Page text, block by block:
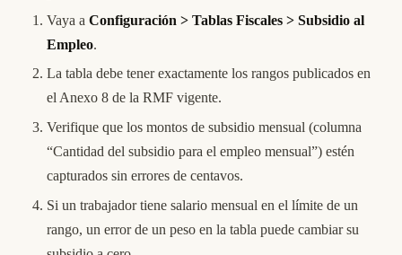
Vaya a Configuración > Tablas Fiscales > Subsidio al
Empleo.
La tabla debe tener exactamente los rangos publicados en
el Anexo 8 de la RMF vigente.
Verifique que los montos de subsidio mensual (columna
“Cantidad del subsidio para el empleo mensual”) estén
capturados sin errores de centavos.
Si un trabajador tiene salario mensual en el límite de un
rango, un error de un peso en la tabla puede cambiar su